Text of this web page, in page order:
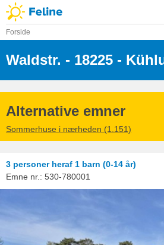
Forside
Waldstr. - 18225 -
Alternative emner
Sommerhuse i nærheden (1.151)
3 personer heraf 1 barn (0-14 år)
Emne nr.: 530-780001